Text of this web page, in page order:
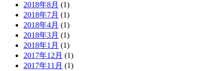
2018年8月 (1)
2018年7月 (1)
2018年4月 (1)
2018年3月 (1)
2018年1月 (1)
2017年12月 (1)
2017年11月 (1)